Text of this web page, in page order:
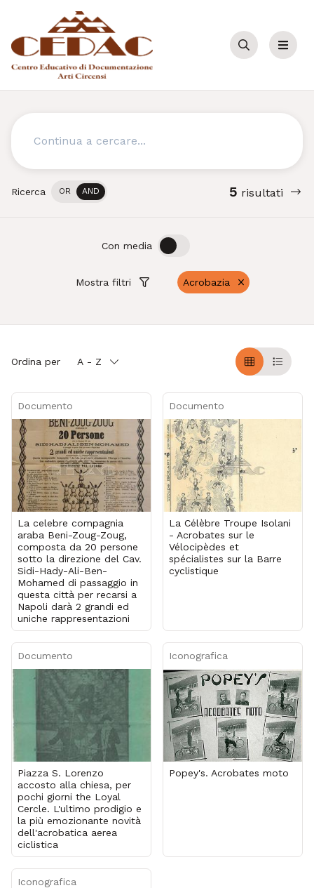
Cerca Menu
Cerca
Ricerca OR AND 5 risultati
Mostra filtri Acrobazia
Con media OFF
Ordina per A - Z
GrigliaTable
Documento
La celebre compagnia
araba Beni-Zoug-Zoug,
composta da 20 persone
sotto la direzione del Cav.
Sidi-Hady-Ali-Ben-
Mohamed di passaggio in
questa città per recarsi a
Napoli darà 2 grandi ed
uniche rappresentazioni
Documento
La Célèbre Troupe Isolani
- Acrobates sur le
Vélocipèdes et
spécialistes sur la Barre
cyclistique
Documento
Piazza S. Lorenzo
accosto alla chiesa, per
pochi giorni the Loyal
Cercle. L'ultimo prodigio e
la più emozionante novità
dell'acrobatica aerea
ciclistica
Iconografica
Popey's. Acrobates moto
Iconografica